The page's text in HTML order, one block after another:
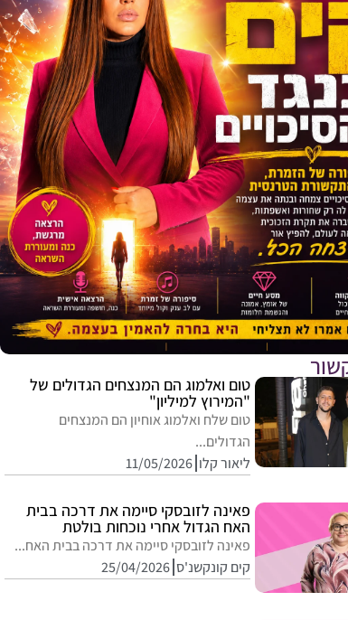
טום ואלמוג הם המנצחים הגדולים של
"המירוץ למיליון"
טום שלח ואלמוג אוחיון הם המנצחים
הגדולים...
ליאור קלו 11/05/2026
פאינה לזובסקי סיימה את דרכה בבית
האח הגדול אחרי נוכחות בולטת
פאינה לזובסקי סיימה את דרכה בבית האח...
קים קונקשנ'ס 25/04/2026